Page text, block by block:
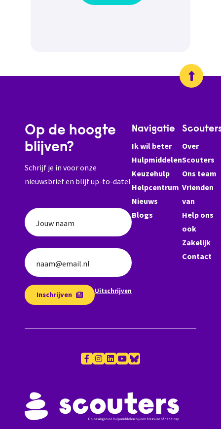
Op de hoogte
blijven?
Schrijf je in voor onze
nieuwsbrief en blijf up-to-date!
Jouw naam
naam@email.nl
Inschrijven Uitschrijven
Navigatie
Ik wil beter
Hulpmiddelen
Keuzehulp
Helpcentrum
Nieuws
Blogs
Over
Scouters
Ons team
Vrienden
van
Help ons
ook
Zakelijk
Contact